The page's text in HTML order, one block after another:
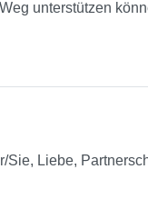
unterstützen
Sie, Liebe,